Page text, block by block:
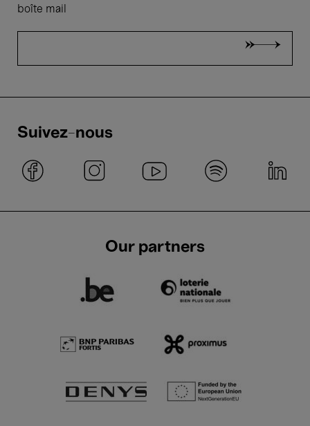
boîte mail
Suivez-nous
Our partners